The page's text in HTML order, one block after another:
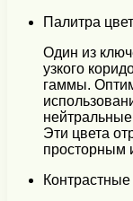
Палитра
Один из
узкого
гаммы.
Эти цвета
просторным